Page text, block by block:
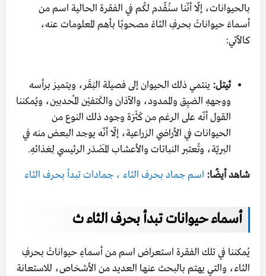
بالحيوانات، إلّا أنّنا سنُقّدم لكُم في الفقرة الحالية اسم من
أسماءَ حيواناتْ بحرفِ الثاءْ مصحوبًا بأهم المعلومات عنه،
كالآتي:
ثيتل: ينتمي ذلك الحيوان إلى فصيلة البَقَر، ويتميز برأسه
ووجههِ الضيِق والممدود، والآذان والكَتفيْن المُحدبين، ويُمكننا
القول أنّه على الرغم من كَثْرَة وجود ذلك النوع من
الحيوانات في الأراضي الزراعية، إلّا أنّه يوجد البعض منه في
البريّة، وتُعتبر النباتات والأعشاب المَصْدَر الرئيسي لِغذائهِ.
شاهد أيضًا: اسم جماد بحرف الثاء ، جمادات تبدأ بحرف الثاء
أسماء حيوانات تبدأ بحرف الثاء ث
يُمكننا في تلك الفقرة استعراض اسم من أسماءِ حيواناتْ بحرفِ
الثاء، والتي يهتم بالبحث عنها العديد من الأشخاص، للاستعانة